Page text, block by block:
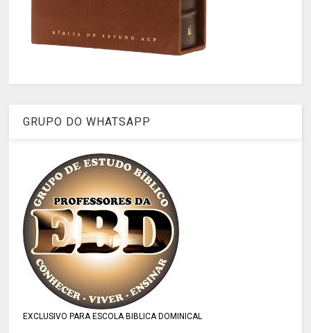
GRUPO DO WHATSAPP
EXCLUSIVO PARA ESCOLA BIBLICA DOMINICAL